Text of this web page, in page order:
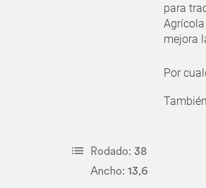
para
mejora
Por
Rodado: 38
Ancho: 13,6